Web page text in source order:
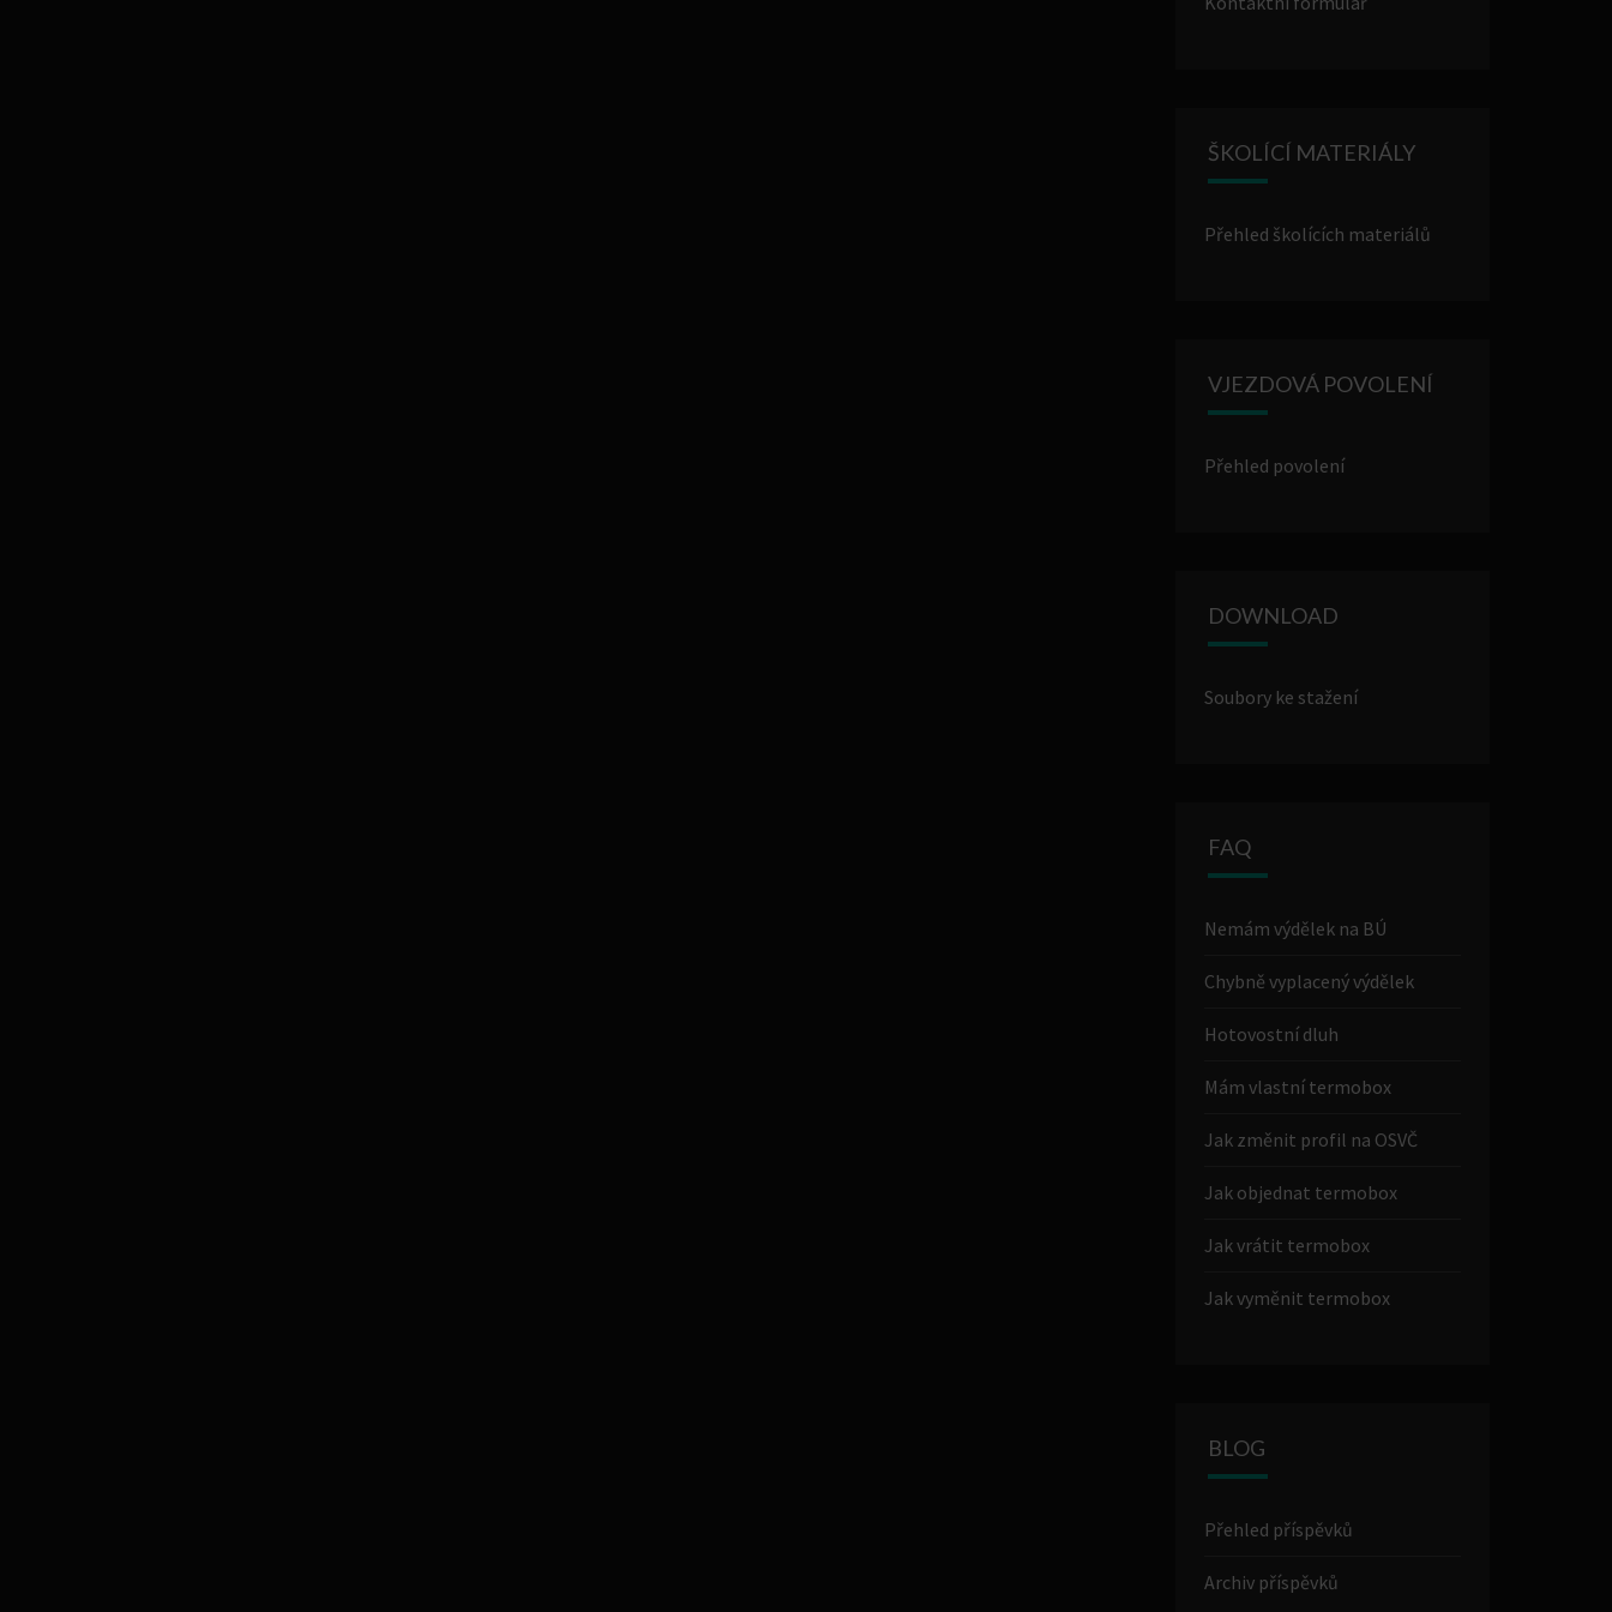
ŠKOLÍCÍ MATERIÁLY
Přehled školících materiálů
VJEZDOVÁ POVOLENÍ
Přehled povolení
DOWNLOAD
Soubory ke stažení
FAQ
Nemám výdělek na BÚ
Chybně vyplacený výdělek
Hotovostní dluh
Mám vlastní termobox
Jak změnit profil na OSVČ
Jak objednat termobox
Jak vrátit termobox
Jak vyměnit termobox
BLOG
Přehled příspěvků
Archiv příspěvků